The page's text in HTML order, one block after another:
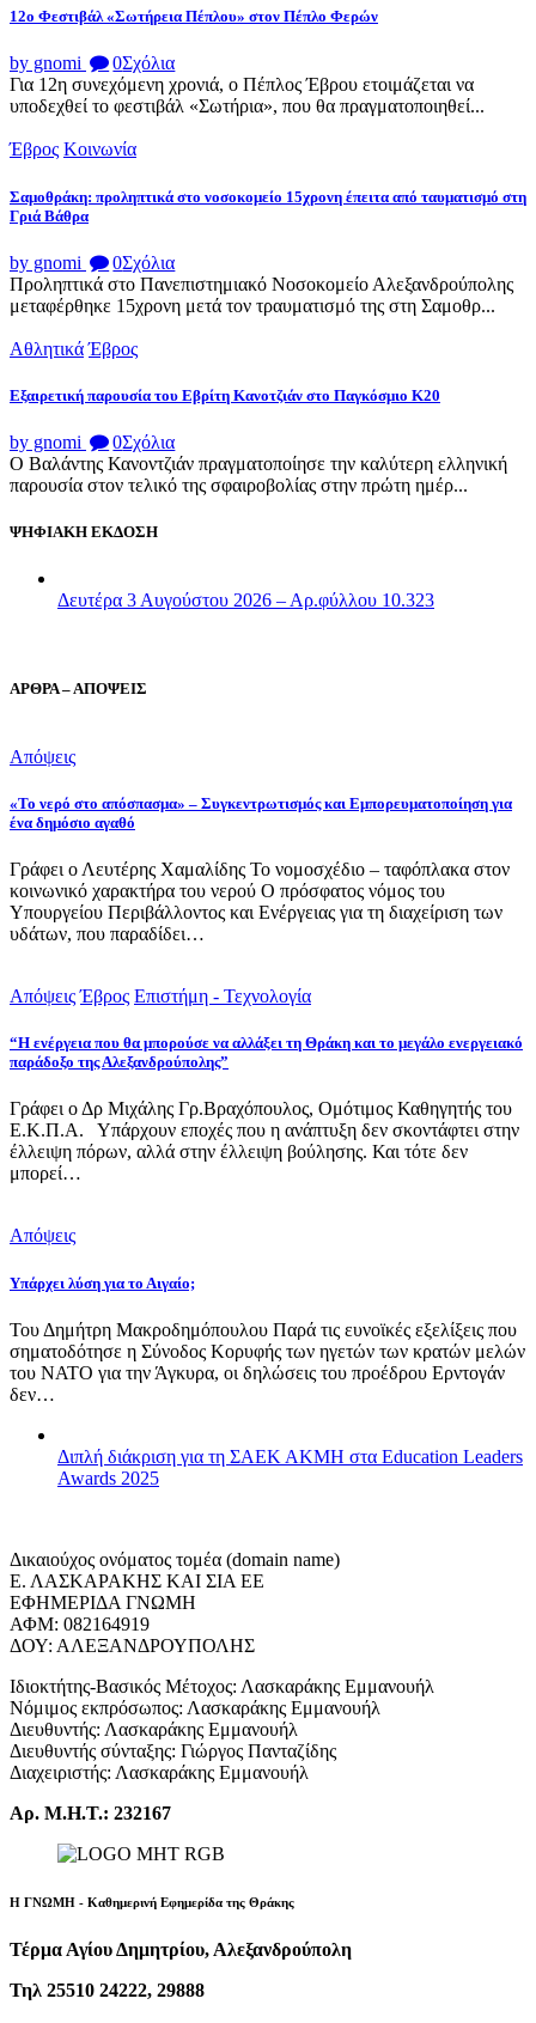
12ο Φεστιβάλ «Σωτήρεια Πέπλου» στον Πέπλο Φερών
by gnomi 0Σχόλια
Για 12η συνεχόμενη χρονιά, ο Πέπλος Έβρου ετοιμάζεται να
υποδεχθεί το φεστιβάλ «Σωτήρια», που θα πραγματοποιηθεί...
Έβρος Κοινωνία
Σαμοθράκη: προληπτικά στο νοσοκομείο 15χρονη έπειτα από ταυματισμό στη
Γριά Βάθρα
by gnomi 0Σχόλια
Προληπτικά στο Πανεπιστημιακό Νοσοκομείο Αλεξανδρούπολης
μεταφέρθηκε 15χρονη μετά τον τραυματισμό της στη Σαμοθρ...
Αθλητικά Έβρος
Εξαιρετική παρουσία του Εβρίτη Κανοτζιάν στο Παγκόσμιο Κ20
by gnomi 0Σχόλια
Ο Βαλάντης Κανοντζιάν πραγματοποίησε την καλύτερη ελληνική
παρουσία στον τελικό της σφαιροβολίας στην πρώτη ημέρ...
ΨΗΦΙΑΚΗ ΕΚΔΟΣΗ
Δευτέρα 3 Αυγούστου 2026 – Αρ.φύλλου 10.323
ΑΡΘΡΑ – ΑΠΟΨΕΙΣ
Απόψεις
«Το νερό στο απόσπασμα» – Συγκεντρωτισμός και Εμπορευματοποίηση για
ένα δημόσιο αγαθό
Γράφει ο Λευτέρης Χαμαλίδης Το νομοσχέδιο – ταφόπλακα στον
κοινωνικό χαρακτήρα του νερού Ο πρόσφατος νόμος του
Υπουργείου Περιβάλλοντος και Ενέργειας για τη διαχείριση των
υδάτων, που παραδίδει…
Απόψεις Έβρος Επιστήμη - Τεχνολογία
“Η ενέργεια που θα μπορούσε να αλλάξει τη Θράκη και το μεγάλο ενεργειακό
παράδοξο της Αλεξανδρούπολης”
Γράφει ο Δρ Μιχάλης Γρ.Βραχόπουλος, Ομότιμος Καθηγητής του
Ε.Κ.Π.Α. Υπάρχουν εποχές που η ανάπτυξη δεν σκοντάφτει στην
έλλειψη πόρων, αλλά στην έλλειψη βούλησης. Και τότε δεν
μπορεί…
Απόψεις
Υπάρχει λύση για το Αιγαίο;
Του Δημήτρη Μακροδημόπουλου Παρά τις ευνοϊκές εξελίξεις που
σηματοδότησε η Σύνοδος Κορυφής των ηγετών των κρατών μελών
του ΝΑΤΟ για την Άγκυρα, οι δηλώσεις του προέδρου Ερντογάν
δεν…
Διπλή διάκριση για τη ΣΑΕΚ ΑΚΜΗ στα Education Leaders
Awards 2025
Δικαιούχος ονόματος τομέα (domain name)
Ε. ΛΑΣΚΑΡΑΚΗΣ ΚΑΙ ΣΙΑ ΕΕ
ΕΦΗΜΕΡΙΔΑ ΓΝΩΜΗ
ΑΦΜ: 082164919
ΔΟΥ: ΑΛΕΞΑΝΔΡΟΥΠΟΛΗΣ
Ιδιοκτήτης-Βασικός Μέτοχος: Λασκαράκης Εμμανουήλ
Νόμιμος εκπρόσωπος: Λασκαράκης Εμμανουήλ
Διευθυντής: Λασκαράκης Εμμανουήλ
Διευθυντής σύνταξης: Γιώργος Πανταζίδης
Διαχειριστής: Λασκαράκης Εμμανουήλ
Αρ. Μ.Η.Τ.: 232167
Η ΓΝΩΜΗ - Καθημερινή Εφημερίδα της Θράκης
Τέρμα Αγίου Δημητρίου, Αλεξανδρούπολη
Τηλ 25510 24222, 29888